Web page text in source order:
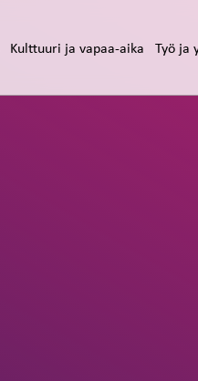
Kulttuuri ja vapaa-aika Työ ja